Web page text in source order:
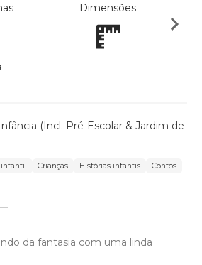
Dimensões
(Incl. Pré-Escolar & Jardim de
infantil Crianças Histórias infantis Contos
da fantasia com uma linda